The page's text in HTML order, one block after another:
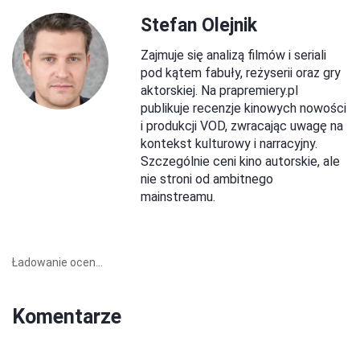
Stefan Olejnik
Zajmuje się analizą filmów i seriali
pod kątem fabuły, reżyserii oraz gry
aktorskiej. Na prapremiery.pl
publikuje recenzje kinowych nowości
i produkcji VOD, zwracając uwagę na
kontekst kulturowy i narracyjny.
Szczególnie ceni kino autorskie, ale
nie stroni od ambitnego
mainstreamu.
Ładowanie ocen...
Komentarze